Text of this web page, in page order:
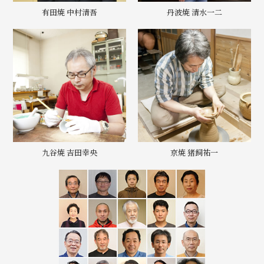
有田焼 中村清吾 丹波焼 清水一二
九谷焼 吉田幸央 京焼 猪飼祐一